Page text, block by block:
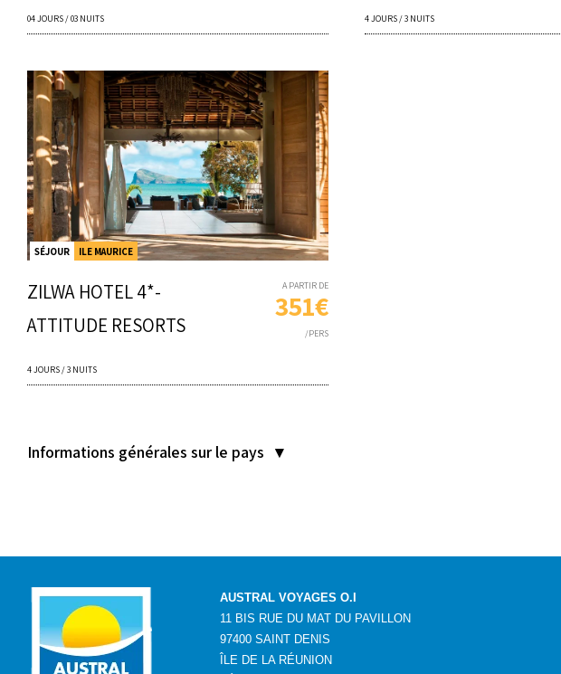
04 JOURS / 03 NUITS 4 JOURS / 3 NUITS
SÉJOUR ILE MAURICE
ZILWA HOTEL 4*-
ATTITUDE RESORTS
A PARTIR DE
351€
/PERS
4 JOURS / 3 NUITS
Informations générales sur le pays ▾
AUSTRAL VOYAGES O.I
11 BIS RUE DU MAT DU PAVILLON
97400 SAINT DENIS
ÎLE DE LA RÉUNION